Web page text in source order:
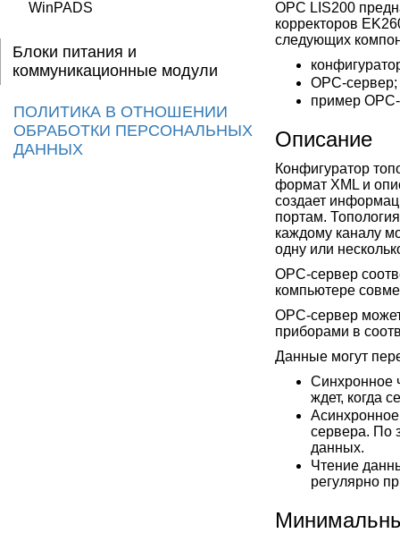
WinPADS
Блоки питания и
коммуникационные модули
ПОЛИТИКА В ОТНОШЕНИИ
ОБРАБОТКИ ПЕРСОНАЛЬНЫХ
ДАННЫХ
OPC LIS200
корректоров
следующих
OPC-сервер;
пример
Описание
Конфигуратор
формат XML и
создает
портам.
каждому каналу
одну или
OPC-сервер
компьютере
OPC-сервер
приборами в
Данные могут
Синхронное
ждет, когда
Асинхронное
сервера. По
данных.
Чтение
регулярно